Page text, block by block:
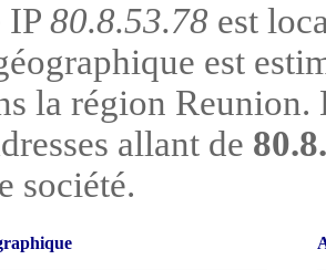
IP 80.8.53.78 est
est
la région
allant de
société.